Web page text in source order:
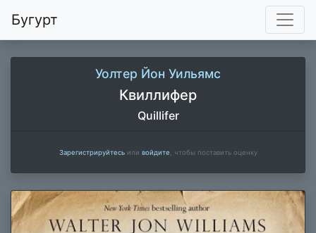
Бугурт
Уолтер Йон Уильямс
Квиллифер
Quillifer
Зарегистрируйтесьили войдите , чтобы поставить оценку